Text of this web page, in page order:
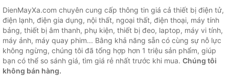
DienMayXa.com chuyên cung cấp thông tin giá cả thiết bị điện tử,
điện lạnh, điện gia dụng, nội thất, ngoại thất, điện thoại, máy tính
bảng, thiết bị âm thanh, phụ kiện, thiết bị đeo, laptop, máy vi tính,
máy ảnh, máy quay phim... Bằng khả năng sẵn có cùng sự nỗ lực
không ngừng, chúng tôi đã tổng hợp hơn 1 triệu sản phẩm, giúp
bạn có thể so sánh giá, tìm giá rẻ nhất trước khi mua. Chúng tôi
không bán hàng.